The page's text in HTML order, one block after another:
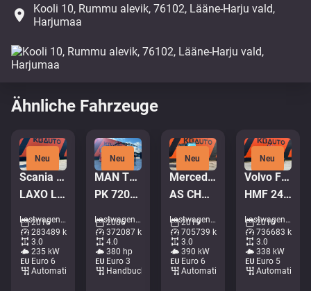
place
Kooli 10, Rummu alevik, 76102, Lääne-Harju vald,
Harjumaa
Ähnliche Fahrzeuge
Neu
Scania P 320 6x2*4
LAXO LD186VA-2 / PLATFORM L=5731 mm
Lastwagen - Überspringlader • M491-6669
2016
283489 km
3.0
235 kW
Euro 6
Automatisch
Neu
MAN TGA 35.380 8x4
PK 72002 / EXPORT OUTSIDE EU ONLY!
Lastwagen - Kran-Bordwand • M582-2228
2006
372087 km
4.0
380 hp
Euro 3
Handbuch
Neu
Mercedes-Benz Actros 2653 6x2
AS CHASSI / GIGASPACE
Lastwagen - Chassis • M190-4102
2019
705739 km
3.0
390 kW
Euro 6
Automatisch
Neu
Volvo FM 450 6x2*4
HMF 2420 K5 / PALIFT L=4750 mm
Lastwagen - Kranhakenlift • M062-7905
2010
736683 km
3.0
338 kW
Euro 5
Automatisch